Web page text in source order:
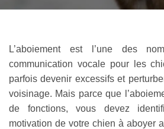
L’aboiement est l’une des
communication vocale pour les
parfois devenir excessifs et
voisinage. Mais parce que
de fonctions, vous devez
motivation de votre chien à aboyer